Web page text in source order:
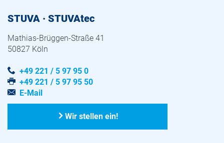
STUVA · STUVAtec
Mathias-Brüggen-Straße 41
50827 Köln
+49 221 / 5 97 95 0
+49 221 / 5 97 95 50
E-Mail
Wir stellen ein!